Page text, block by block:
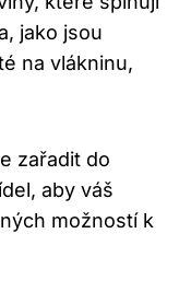
jako jsou
na vlákninu,
zařadit do
aby váš
možností k